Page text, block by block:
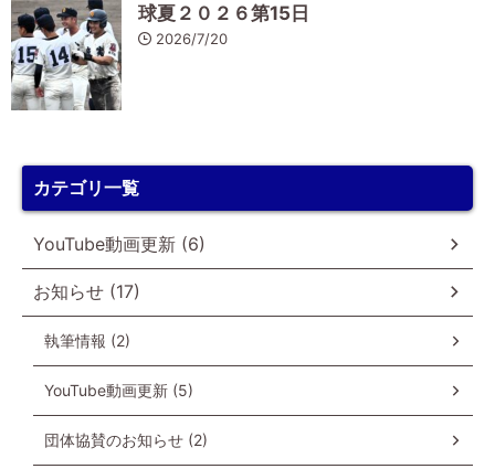
球夏２０２６第15日
2026/7/20
カテゴリ一覧
YouTube動画更新 (6)
お知らせ (17)
執筆情報 (2)
YouTube動画更新 (5)
団体協賛のお知らせ (2)